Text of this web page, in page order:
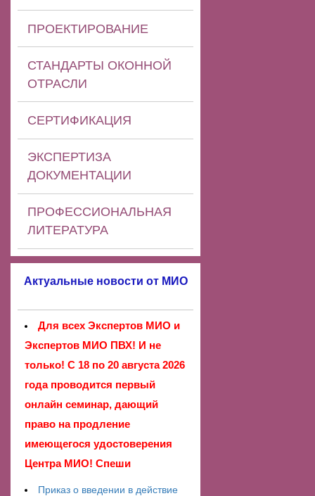
ПРОЕКТИРОВАНИЕ
СТАНДАРТЫ ОКОННОЙ
ОТРАСЛИ
СЕРТИФИКАЦИЯ
ЭКСПЕРТИЗА
ДОКУМЕНТАЦИИ
ПРОФЕССИОНАЛЬНАЯ
ЛИТЕРАТУРА
Актуальные новости от МИО
Для всех Экспертов МИО и
Экспертов МИО ПВХ! И не
только! С 18 по 20 августа 2026
года проводится первый
онлайн семинар, дающий
право на продление
имеющегося удостоверения
Центра МИО! Спеши
Приказ о введении в действие